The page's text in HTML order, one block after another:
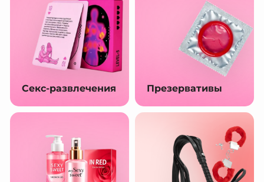
Секс-развлечения Презервативы